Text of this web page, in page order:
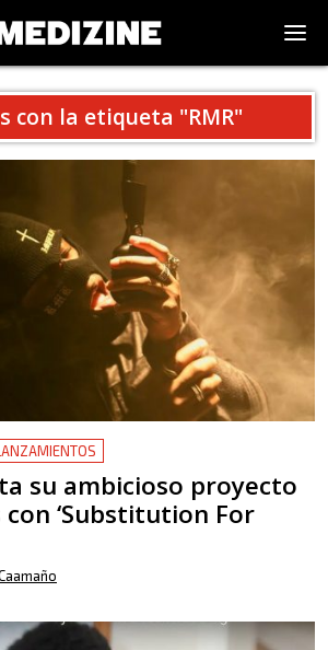
con la etiqueta "RMR"
su ambicioso proyecto
‘Substitution For